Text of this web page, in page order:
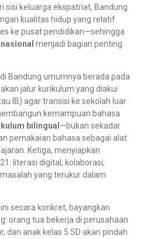
sisi keluarga ekspatriat, Bandung
kualitas hidup yang relatif
ke pusat pendidikan—sehingga
menjadi bagian penting
Bandung umumnya berada pada
jalur kurikulum yang diakui
IB) agar transisi ke sekolah luar
kemampuan bahasa
bilingual —bukan sekadar
pemakaian bahasa sebagai alat
Ketiga, menyiapkan
literasi digital, kolaborasi,
yang terukur dalam
secara konkret, bayangkan
orang tua bekerja di perusahaan
dan anak kelas 5 SD akan pindah